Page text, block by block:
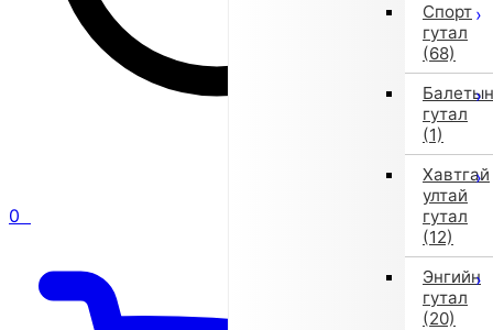
0
Спорт
гутал
(68)
Балетын
гутал
(1)
Хавтгай
ултай
гутал
(12)
Энгийн
гутал
(20)